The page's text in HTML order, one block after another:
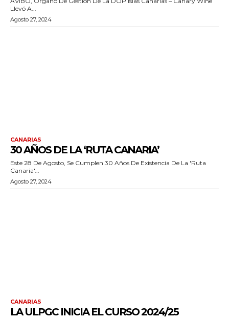
Llevó A...
Agosto 27, 2024
CANARIAS
30 AÑOS DE LA ‘RUTA CANARIA’
Este 28 De Agosto, Se Cumplen 30 Años De Existencia De La 'Ruta
Canaria'...
Agosto 27, 2024
CANARIAS
LA ULPGC INICIA EL CURSO 2024/25